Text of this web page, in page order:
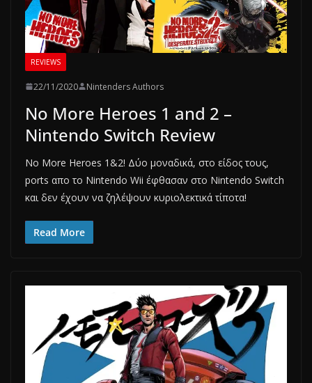
REVIEWS
22/11/2020 Nintenders Authors
No More Heroes 1 and 2 –
Nintendo Switch Review
No More Heroes 1&2! Δύο μοναδικά, στο είδος τους,
ports απο το Nintendo Wii έφθασαν στο Nintendo Switch
και δεν έχουν να ζηλέψουν κυριολεκτικά τίποτα!
Read More